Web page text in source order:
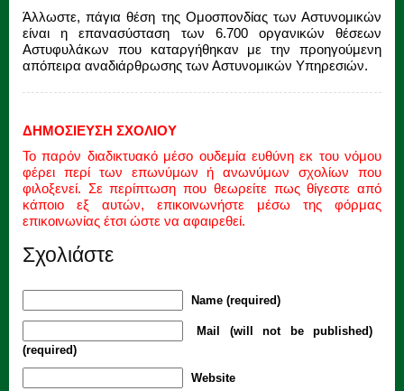
Άλλωστε, πάγια θέση της Ομοσπονδίας των Αστυνομικών
είναι η επανασύσταση των 6.700 οργανικών θέσεων
Αστυφυλάκων που καταργήθηκαν με την προηγούμενη
απόπειρα αναδιάρθρωσης των Αστυνομικών Υπηρεσιών.
ΔΗΜΟΣΙΕΥΣΗ ΣΧΟΛΙΟΥ
Το παρόν διαδικτυακό μέσο ουδεμία ευθύνη εκ του νόμου
φέρει περί των επωνύμων ή ανωνύμων σχολίων που
φιλοξενεί. Σε περίπτωση που θεωρείτε πως θίγεστε από
κάποιο εξ αυτών, επικοινωνήστε μέσω της φόρμας
επικοινωνίας έτσι ώστε να αφαιρεθεί.
Σχολιάστε
Name (required)
Mail (will not be published)
(required)
Website